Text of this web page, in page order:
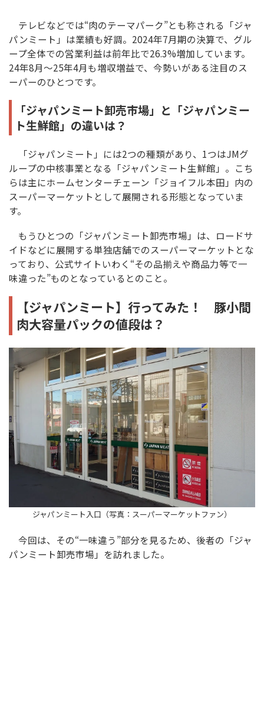
テレビなどでは“肉のテーマパーク”とも称される「ジャ
パンミート」は業績も好調。2024年7月期の決算で、グル
ープ全体での営業利益は前年比で26.3%増加しています。
24年8月～25年4月も増収増益で、今勢いがある注目のス
ーパーのひとつです。
「ジャパンミート卸売市場」と「ジャパンミー
ト生鮮館」の違いは？
「ジャパンミート」には2つの種類があり、1つはJMグ
ループの中核事業となる「ジャパンミート生鮮館」。こち
らは主にホームセンターチェーン「ジョイフル本田」内の
スーパーマーケットとして展開される形態となっていま
す。
もうひとつの「ジャパンミート卸売市場」は、ロードサ
イドなどに展開する単独店舗でのスーパーマーケットとな
っており、公式サイトいわく“その品揃えや商品力等で一
味違った”ものとなっているとのこと。
【ジャパンミート】行ってみた！ 豚小間
肉大容量パックの値段は？
ジャパンミート入口（写真：スーパーマーケットファン）
今回は、その“一味違う”部分を見るため、後者の「ジャ
パンミート卸売市場」を訪れました。